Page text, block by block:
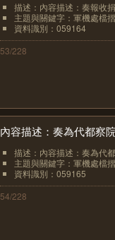
描述：內容描述：奏報收
主題與關鍵字：軍機處檔
資料識別：059164
53/228
內容描述：奏為代都察
描述：內容描述：奏為代
主題與關鍵字：軍機處檔
資料識別：059165
54/228